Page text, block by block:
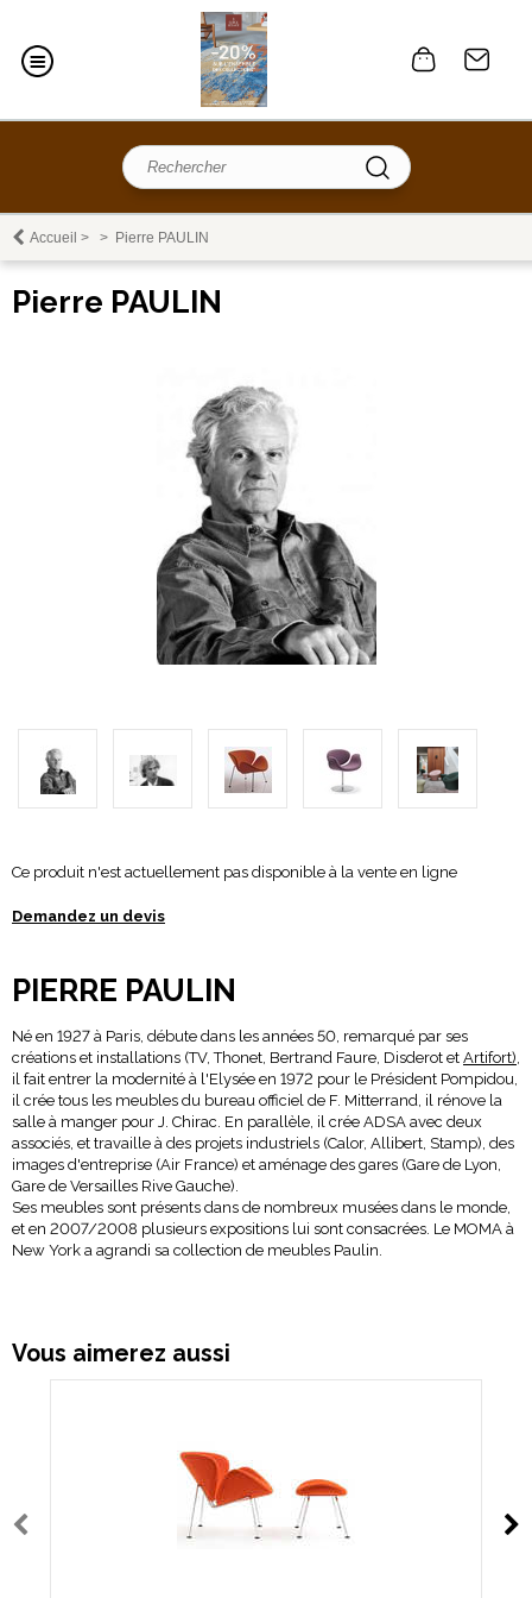
Accueil > > Pierre PAULIN
Pierre PAULIN
Ce produit n'est actuellement pas disponible à la vente en ligne
Demandez un devis
PIERRE PAULIN
Né en 1927 à Paris, débute dans les années 50, remarqué par ses
créations et installations (TV, Thonet, Bertrand Faure, Disderot et Artifort),
il fait entrer la modernité à l'Elysée en 1972 pour le Président Pompidou,
il crée tous les meubles du bureau officiel de F. Mitterrand, il rénove la
salle à manger pour J. Chirac. En parallèle, il crée ADSA avec deux
associés, et travaille à des projets industriels (Calor, Allibert, Stamp), des
images d'entreprise (Air France) et aménage des gares (Gare de Lyon,
Gare de Versailles Rive Gauche).
Ses meubles sont présents dans de nombreux musées dans le monde,
et en 2007/2008 plusieurs expositions lui sont consacrées. Le MOMA à
New York a agrandi sa collection de meubles Paulin.
Vous aimerez aussi